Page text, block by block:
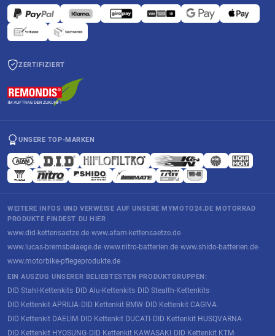
ZERTIFIZIERT
UNSERE TOP-MARKEN
WEITERE INFOS UND VERWEISE AUF UNSERE MYMOTO24.DE MOTORRAD
PRODUKTE FINDEST DU HIER
www.did-kettensaetze.de·www.afam-kettensaetze.de·
www.lucas-bremsbelaege.de·www.nitro-batterien.de·www.shido-batterien.de·
www.motorbike-pflegeprodukte.de
EIN AUSZUG UNSERER BELIEBTESTEN PRODUKTGRUPPEN:
DID Stahl-Kettenkits· DID Alu-Kettenkits· DID Stealth-Kettenkits·
DID Kettenkit APRILIA· DID Kettenkit BMW· DID Kettenkit CAGIVA·
DID Kettenkit DAELIM· DID Kettenkit DUCATI· DID Kettenkit HUSQVARNA·
DID Kettenkit HYOSUNG DID Kettenkit KAWASAKI DID Kettenkit KTM